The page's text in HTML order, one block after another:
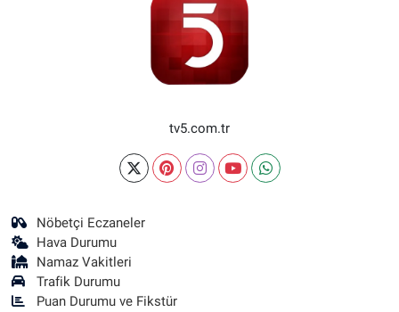
tv5.com.tr
Nöbetçi Eczaneler
Hava Durumu
Namaz Vakitleri
Trafik Durumu
Puan Durumu ve Fikstür